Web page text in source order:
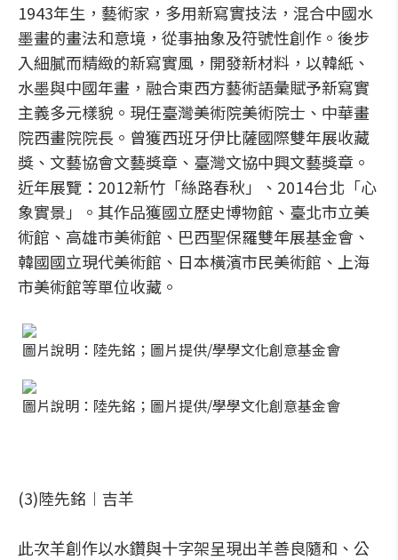
1943年生，藝術家，多用新寫實技法，混合中國水
墨畫的畫法和意境，從事抽象及符號性創作。後步
入細膩而精緻的新寫實風，開發新材料，以韓紙、
水墨與中國年畫，融合東西方藝術語彙賦予新寫實
主義多元樣貌。現任臺灣美術院美術院士、中華畫
院西畫院院長。曾獲西班牙伊比薩國際雙年展收藏
獎、文藝協會文藝獎章、臺灣文協中興文藝獎章。
近年展覽：2012新竹「絲路春秋」、2014台北「心
象實景」。其作品獲國立歷史博物館、臺北市立美
術館、高雄市美術館、巴西聖保羅雙年展基金會、
韓國國立現代美術館、日本橫濱市民美術館、上海
市美術館等單位收藏。
圖片說明：陸先銘；圖片提供/學學文化創意基金會
圖片說明：陸先銘；圖片提供/學學文化創意基金會
(3)陸先銘︱吉羊
此次羊創作以水鑽與十字架呈現出羊善良隨和、公